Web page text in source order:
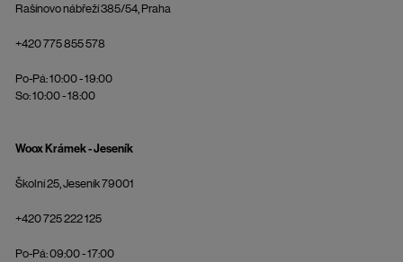
Rašínovo nábřeží 385/54, Praha
+420 775 855 578
Po-Pá: 10:00 - 19:00
So: 10:00 - 18:00
Woox Krámek - Jeseník
Školní 25, Jeseník 79001
+420 725 222 125
Po-Pá: 09:00 - 17:00